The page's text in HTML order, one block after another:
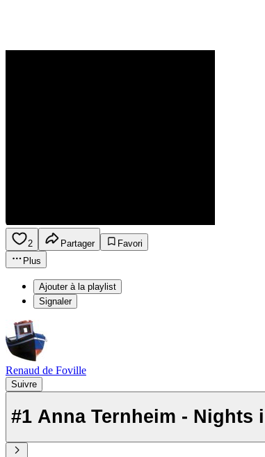
2 Partager
Favori
Plus
Ajouter à la playlist
Signaler
Renaud de Foville
Suivre
#1 Anna Ternheim -